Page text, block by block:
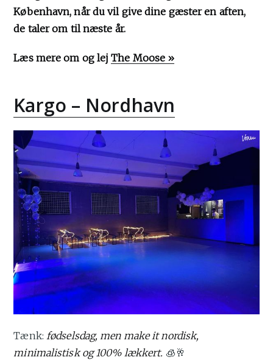
København, når du vil give dine gæster en aften,
de taler om til næste år.
Læs mere om og lejThe Moose »
Kargo – Nordhavn
Tænk: fødselsdag, men make it nordisk,
minimalistisk og 100% lækkert. 🧊🥂